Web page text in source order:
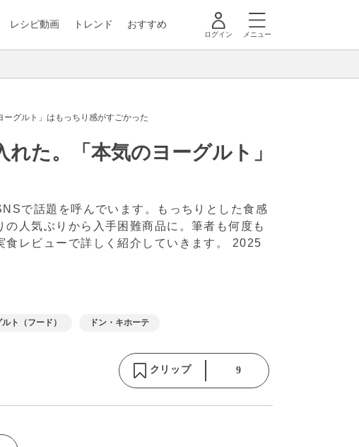
レシピ動画 トレンド おすすめ
ログイン メニュー
ーグルト」はもっちり感がすごかった
た。「本気のヨーグルト」
で話題を呼んでいます。もっちりとした食感
人気ぶりから入手困難商品に。筆者も何度も
レビューで詳しく紹介していきます。 2025
ト（フード） ドン・キホーテ
クリップ 9